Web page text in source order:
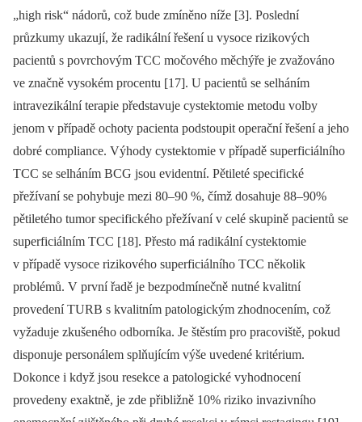
„high risk“ nádorů, což bude zmíněno níže [3]. Poslední
průzkumy ukazují, že radikální řešení u vysoce rizikových
pacientů s povrchovým TCC močového měchýře je zvažováno
ve značně vysokém procentu [17]. U pacientů se selháním
intravezikální terapie představuje cystektomie metodu volby
jenom v případě ochoty pacienta podstoupit operační řešení a jeho
dobré compliance. Výhody cystektomie v případě superficiálního
TCC se selháním BCG jsou evidentní. Pětileté specifické
přežívaní se pohybuje mezi 80–90 %, čímž dosahuje 88–90%
pěti­­letého tumor specifického přežívaní v celé skupině pacientů se
superficiálním TCC [18]. Přesto má radikální cystektomie
v případě vysoce rizikového superficiálního TCC několik
problémů. V první řadě je bezpodmínečně nutné kvalitní
provedení TURB s kvalitním patologickým zhodnocením, což
vyžaduje zkušeného odborníka. Je štěstím pro pracoviště, pokud
dispo­nuje personálem splňujícím výše uvedené kritérium.
Dokonce i když jsou resekce a patologické vyhodnocení
provedeny exaktně, je zde přibližně 10% riziko invazivního